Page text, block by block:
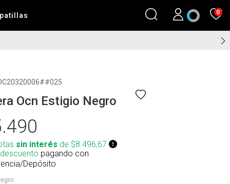
0
Ocn Estigio Negro
sin interés de $8.496,67
pagando con
Depósito